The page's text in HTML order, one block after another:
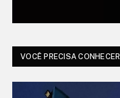
VOCÊ PRECISA CONHECER